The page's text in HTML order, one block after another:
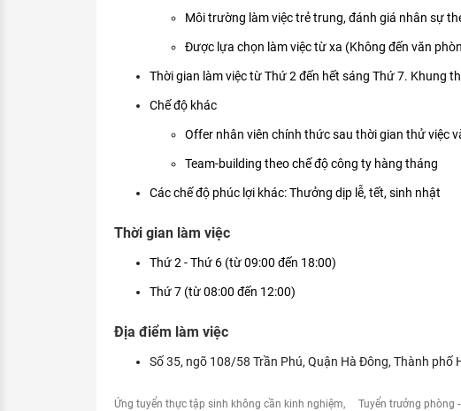
Môi trường làm việc trẻ trung, đánh giá nhân sự
Được lựa chọn làm việc từ xa (Không đến văn
Thời gian làm việc từ Thứ 2 đến hết sáng Thứ 7. Khung
Chế độ khác
Offer nhân viên chính thức sau thời gian thử việc
Team-building theo chế độ công ty hàng tháng
Các chế độ phúc lợi khác: Thưởng dịp lễ, tết, sinh nhật
Thời gian làm việc
Thứ 2 - Thứ 6 (từ 09:00 đến 18:00)
Thứ 7 (từ 08:00 đến 12:00)
Địa điểm làm việc
Số 35, ngõ 108/58 Trần Phú, Quận Hà Đông, Thành phố
Ứng tuyển thực tập sinh không cần kinh nghiệm Tuyển trưởng phòng